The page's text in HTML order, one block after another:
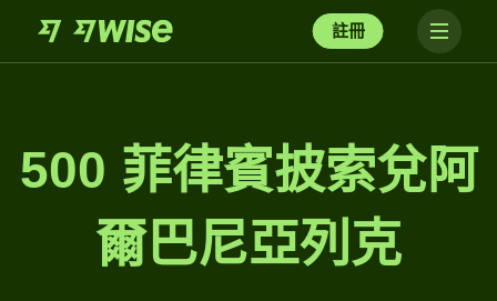
註冊
500 菲律賓披索兌阿
爾巴尼亞列克